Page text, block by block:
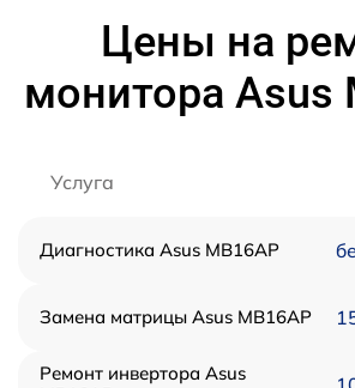
Цены на
монитора Asus
Услуга
Диагностика Asus MB16AP
Замена матрицы Asus MB16AP
Ремонт инвертора Asus